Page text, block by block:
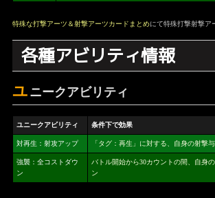
特殊な打撃アーツ＆射撃アーツカードまとめにて特殊打撃射撃ア
各種アビリティ情報
ユ ニークアビリティ
ユニークアビリティ 条件下で効果
対再生：射攻アップ 「タグ：再生」に対する、自身の射撃
強襲：全コストダウ
ン
バトル開始から30カウントの間、自身
ン